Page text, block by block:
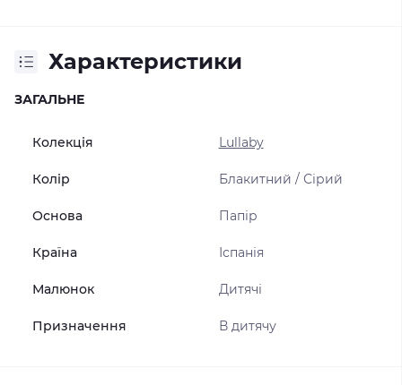
Характеристики
ЗАГАЛЬНЕ
Колекція Lullaby
Колір Блакитний / Сірий
Основа Папір
Країна Іспанія
Малюнок Дитячі
Призначення В дитячу